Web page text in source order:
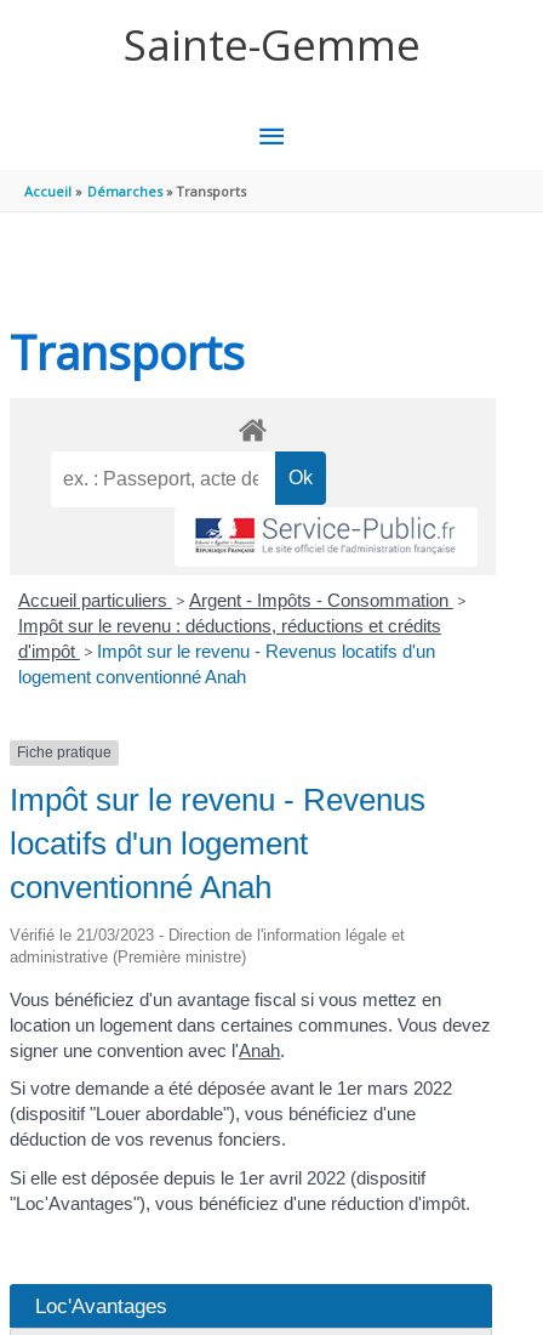
Sainte-Gemme
MENU
Accueil Démarches Transports
Transports
Accueil particuliers > Argent - Impôts - Consommation >
Impôt sur le revenu : déductions, réductions et crédits
d'impôt > Impôt sur le revenu - Revenus locatifs d'un
logement conventionné Anah
Fiche pratique
Impôt sur le revenu - Revenus
locatifs d'un logement
conventionné Anah
Vérifié le 21/03/2023 - Direction de l'information légale et
administrative (Première ministre)
Vous bénéficiez d'un avantage fiscal si vous mettez en
location un logement dans certaines communes. Vous devez
signer une convention avec l'Anah.
Si votre demande a été déposée avant le 1er mars 2022
(dispositif "Louer abordable"), vous bénéficiez d'une
déduction de vos revenus fonciers.
Si elle est déposée depuis le 1er avril 2022 (dispositif
"Loc'Avantages"), vous bénéficiez d'une réduction d'impôt.
Loc'Avantages